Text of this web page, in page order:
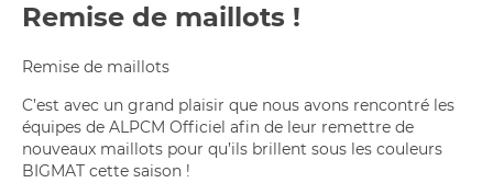
Remise de maillots !
Remise de maillots
C’est avec un grand plaisir que nous avons rencontré les
équipes de ALPCM Officiel afin de leur remettre de
nouveaux maillots pour qu’ils brillent sous les couleurs
BIGMAT cette saison !